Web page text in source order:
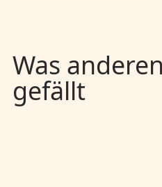
Was
gefällt